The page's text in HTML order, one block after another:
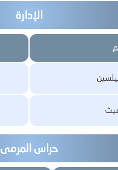
الإدارة
حراس المرمى